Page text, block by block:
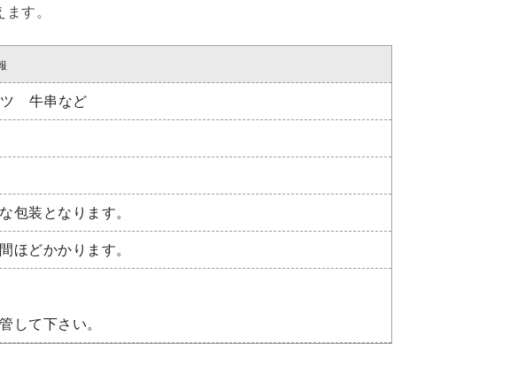
す。
ツ 牛串など
包装となります。
ほどかかります。
して下さい。